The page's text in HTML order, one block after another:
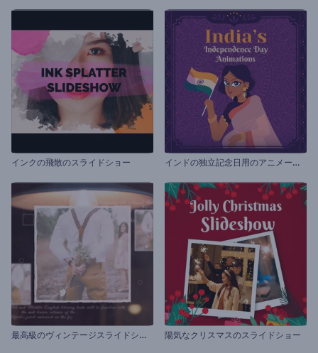
インクの飛散のスライドショー イ
ンドの独立記念日用のアニメーション
最
高級のヴィンテージスライドショー 陽気なクリスマスのスライドショー